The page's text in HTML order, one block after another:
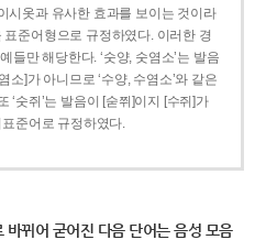
시옷과 유사한 효과를 보이는 것이라
표준어형으로 규정하였다. 이러한 경
들만 해당한다. ‘숫양, 숫염소’는 발음
소]가 아니므로 ‘수양, 수염소’와 같은
‘숫쥐’는 발음이 [숟쮜]이지 [수쥐]가
표준어로 규정하였다.
바뀌어 굳어진 다음 단어는 음성 모음